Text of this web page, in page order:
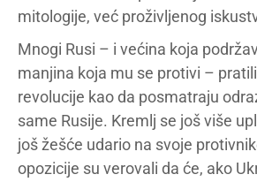
mitologije, već proživljenog
Mnogi Rusi – i većina koja
manjina koja mu se protivi –
revolucije kao da posmatraju
same Rusije. Kremlj se još više
još žešće udario na svoje
opozicije su verovali da će, ako